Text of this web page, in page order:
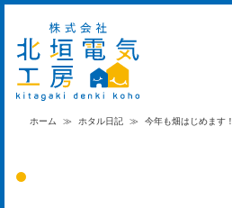
ホーム ≫ ホタル日記 ≫ 今年も畑はじめます！